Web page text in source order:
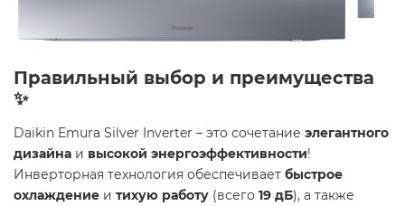
Правильный выбор и преимущества
✨
Daikin Emura Silver Inverter – это сочетание элегантного
дизайна и высокой энергоэффективности!
Инверторная технология обеспечивает быстрое
охлаждение и тихую работу (всего 19 дБ), а также